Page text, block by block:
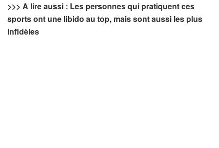
>>> A lire aussi : Les personnes qui pratiquent ces
sports ont une libido au top, mais sont aussi les plus
infidèles